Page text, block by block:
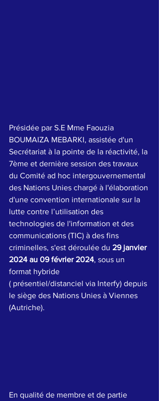
Présidée par S.E Mme Faouzia
BOUMAIZA MEBARKI, assistée d'un
Secrétariat à la pointe de la réactivité, la
7ème et dernière session des travaux
du Comité ad hoc intergouvernemental
des Nations Unies chargé à l'élaboration
d'une convention internationale sur la
lutte contre l’utilisation des
technologies de l'information et des
communications (TIC) à des fins
criminelles, s'est déroulée du 29 janvier
2024 au 09 février 2024, sous un
format hybride
( présentiel/distanciel via Interfy) depuis
le siège des Nations Unies à Viennes
(Autriche).
En qualité de membre et de partie